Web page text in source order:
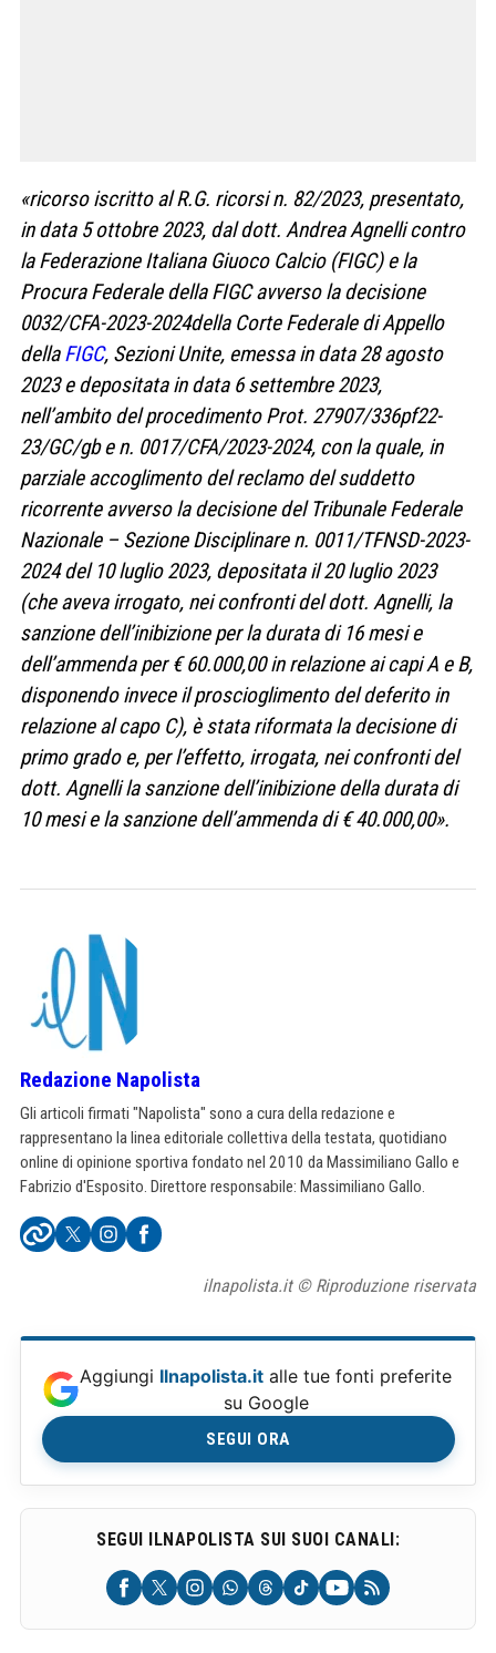
«ricorso iscritto al R.G. ricorsi n. 82/2023, presentato,
in data 5 ottobre 2023, dal dott. Andrea Agnelli contro
la Federazione Italiana Giuoco Calcio (FIGC) e la
Procura Federale della FIGC avverso la decisione
0032/CFA-2023-2024della Corte Federale di Appello
dellaFIGC, Sezioni Unite, emessa in data 28 agosto
2023 e depositata in data 6 settembre 2023,
nell’ambito del procedimento Prot. 27907/336pf22-
23/GC/gb e n. 0017/CFA/2023-2024, con la quale, in
parziale accoglimento del reclamo del suddetto
ricorrente avverso la decisione del Tribunale Federale
Nazionale – Sezione Disciplinare n. 0011/TFNSD-2023-
2024 del 10 luglio 2023, depositata il 20 luglio 2023
(che aveva irrogato, nei confronti del dott. Agnelli, la
sanzione dell’inibizione per la durata di 16 mesi e
dell’ammenda per € 60.000,00 in relazione ai capi A e B,
disponendo invece il proscioglimento del deferito in
relazione al capo C), è stata riformata la decisione di
primo grado e, per l’effetto, irrogata, nei confronti del
dott. Agnelli la sanzione dell’inibizione della durata di
10 mesi e la sanzione dell’ammenda di € 40.000,00».
Redazione Napolista
Gli articoli firmati "Napolista" sono a cura della redazione e
rappresentano la linea editoriale collettiva della testata, quotidiano
online di opinione sportiva fondato nel 2010 da Massimiliano Gallo e
Fabrizio d'Esposito. Direttore responsabile: Massimiliano Gallo.
ilnapolista.it © Riproduzione riservata
Aggiungi Ilnapolista.it alle tue fonti preferite
su Google
SEGUI ORA
SEGUI ILNAPOLISTA SUI SUOI CANALI: